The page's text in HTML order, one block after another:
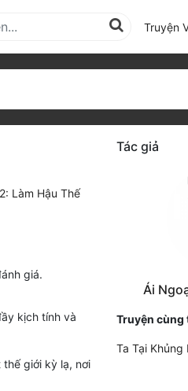
Truyện
Làm Hậu Thế
giá.
kịch tính và
giới kỳ lạ, nơi
Tác giả
Ái
Truyện cùng
Ta Tại Khủng